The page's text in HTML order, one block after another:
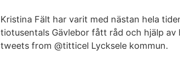
Kristina Fält har varit med nästan hela
tiotusentals Gävlebor fått råd och hjälp
tweets from @titticel Lycksele kommun.